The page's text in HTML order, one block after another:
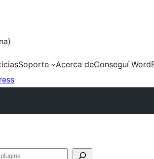
Soporte Acerca deConseguí